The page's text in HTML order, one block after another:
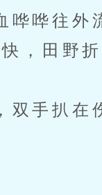
哗往外
，田野折
手扒在